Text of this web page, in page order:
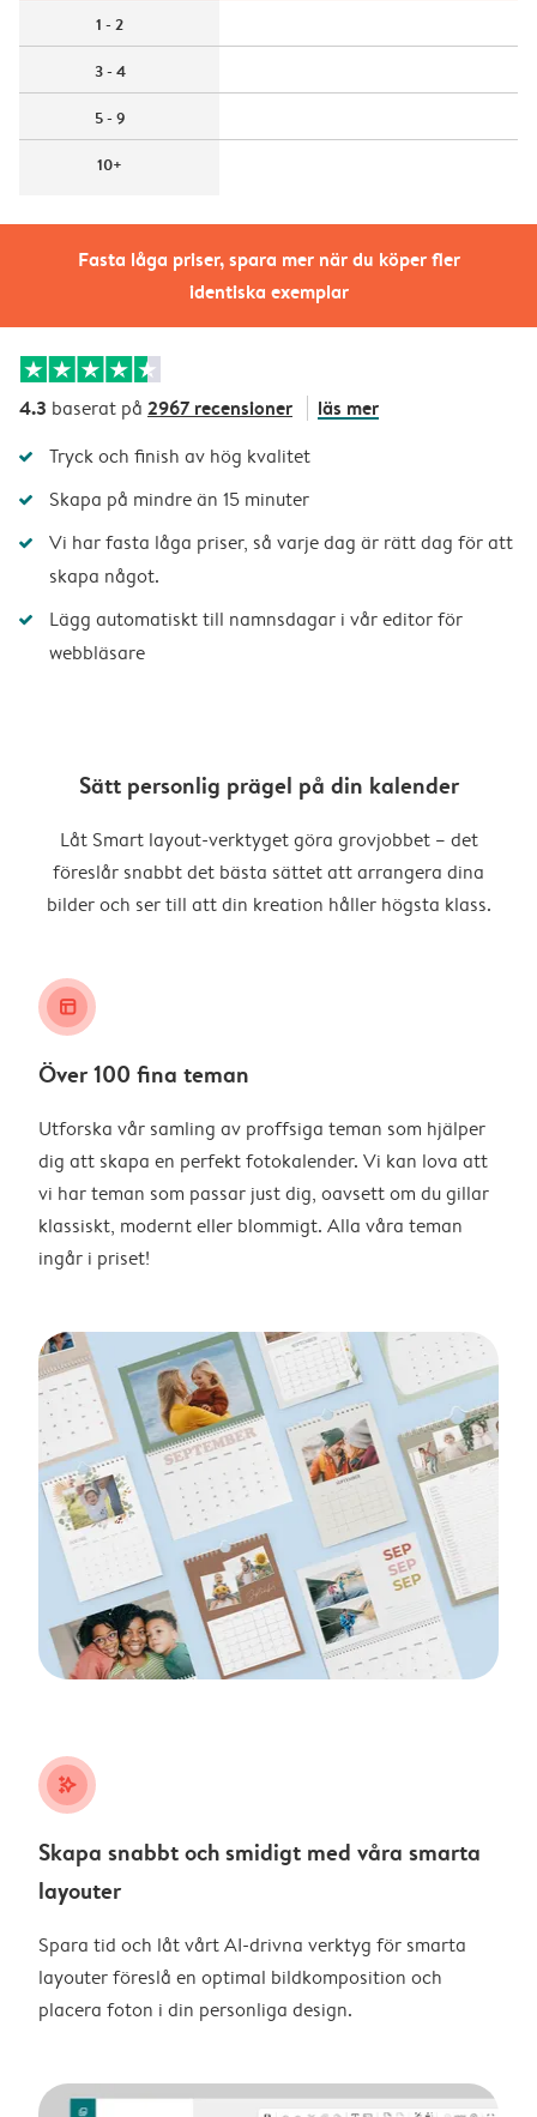
Fasta låga priser, spara mer när du köper fler
identiska exemplar
1 - 2
3 - 4
5 - 9
10+
4.3 baserat på 2967 recensioner läs mer
Tryck och finish av hög kvalitet
Skapa på mindre än 15 minuter
Vi har fasta låga priser, så varje dag är rätt dag för att
skapa något.
Lägg automatiskt till namnsdagar i vår editor för
webbläsare
Sätt personlig prägel på din kalender
Låt Smart layout-verktyget göra grovjobbet – det
föreslår snabbt det bästa sättet att arrangera dina
bilder och ser till att din kreation håller högsta klass.
layout_alt
Över 100 fina teman
Utforska vår samling av proffsiga teman som hjälper
dig att skapa en perfekt fotokalender. Vi kan lova att
vi har teman som passar just dig, oavsett om du gillar
klassiskt, modernt eller blommigt. Alla våra teman
ingår i priset!
stars_plus
Skapa snabbt och smidigt med våra smarta
layouter
Spara tid och låt vårt AI-drivna verktyg för smarta
layouter föreslå en optimal bildkomposition och
placera foton i din personliga design.